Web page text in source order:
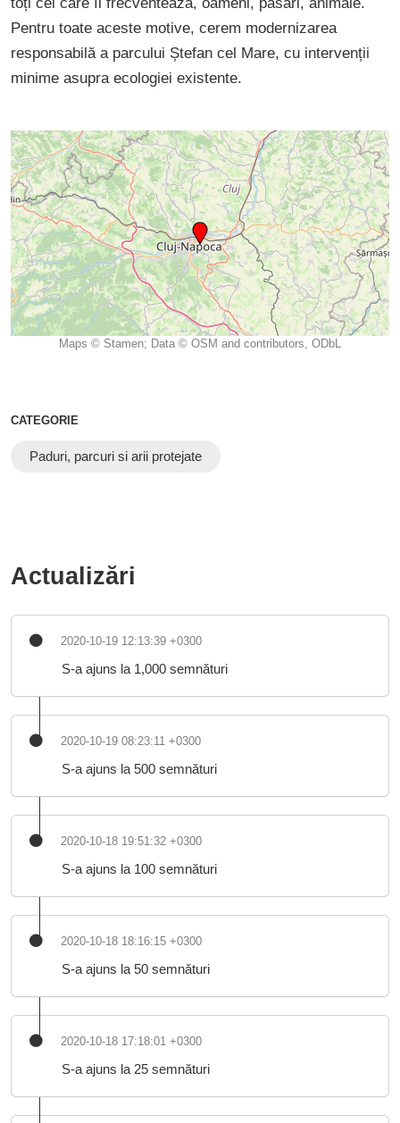
Pentru toate aceste motive, cerem modernizarea
responsabilă a parcului Ștefan cel Mare, cu intervenții
minime asupra ecologiei existente.
Maps © Stamen; Data © OSM and contributors, ODbL
CATEGORIE
Paduri, parcuri si arii protejate
Actualizări
2020-10-19 12:13:39 +0300
S-a ajuns la 1,000 semnături
2020-10-19 08:23:11 +0300
S-a ajuns la 500 semnături
2020-10-18 19:51:32 +0300
S-a ajuns la 100 semnături
2020-10-18 18:16:15 +0300
S-a ajuns la 50 semnături
2020-10-18 17:18:01 +0300
S-a ajuns la 25 semnături